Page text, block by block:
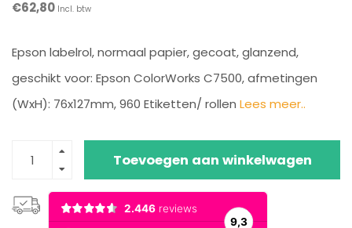
€62,80 Incl. btw
Epson labelrol, normaal papier, gecoat, glanzend,
geschikt voor: Epson ColorWorks C7500, afmetingen
(WxH): 76x127mm, 960 Etiketten/ rollen Lees meer..
Toevoegen aan winkelwagen